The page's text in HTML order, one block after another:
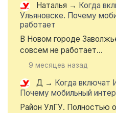
Наталья → Когда
Ульяновске. Почему
работает
В Новом городе
совсем не работает...
9 месяцев назад
Д → Когда включат
Почему мобильный
Район УлГУ. Полностью